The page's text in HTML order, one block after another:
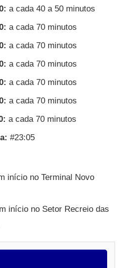
a cada 40 a 50 minutos
a cada 70 minutos
a cada 70 minutos
a cada 70 minutos
a cada 70 minutos
a cada 70 minutos
a cada 70 minutos
#23:05
início no Terminal Novo
início no Setor Recreio das